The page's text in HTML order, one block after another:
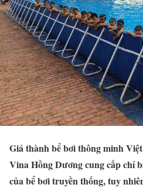
Giá thành bể bơi thông minh
Vina Hồng Dương cung cấp chỉ
của bể bơi truyền thống, tuy